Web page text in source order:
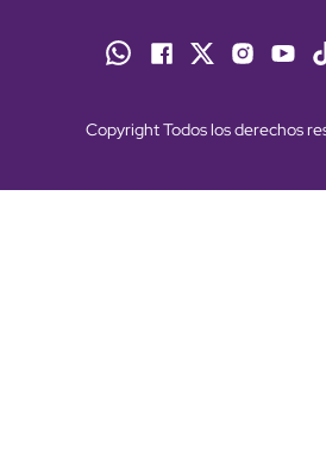
Copyright Todos los derechos